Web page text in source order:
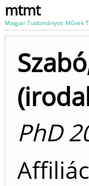
mtmt
Magyar Tudományos Művek
PhD